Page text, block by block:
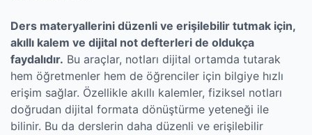
Ders materyallerini düzenli ve erişilebilir tutmak için,
akıllı kalem ve dijital not defterleri de oldukça
faydalıdır. Bu araçlar, notları dijital ortamda tutarak
hem öğretmenler hem de öğrenciler için bilgiye hızlı
erişim sağlar. Özellikle akıllı kalemler, fiziksel notları
doğrudan dijital formata dönüştürme yeteneği ile
bilinir. Bu da derslerin daha düzenli ve erişilebilir